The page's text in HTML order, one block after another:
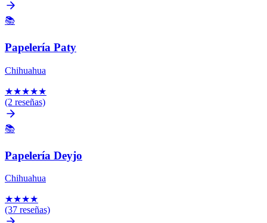
📚
Papelería Paty
Chihuahua
★★★★★
(2 reseñas)
📚
Papelería Deyjo
Chihuahua
★★★★
(37 reseñas)